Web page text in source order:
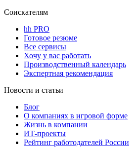
Соискателям
hh PRO
Готовое резюме
Все сервисы
Хочу у вас работать
Производственный календарь
Экспертная рекомендация
Новости и статьи
Блог
О компаниях в игровой форме
Жизнь в компании
ИТ-проекты
Рейтинг работодателей России